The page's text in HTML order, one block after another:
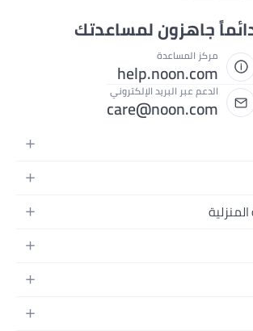
جاهزون لمساعدتك
مركز المساعدة
help.noon.com
الدعم عبر البريد الإلكتروني
care@noon.com
الفيديو